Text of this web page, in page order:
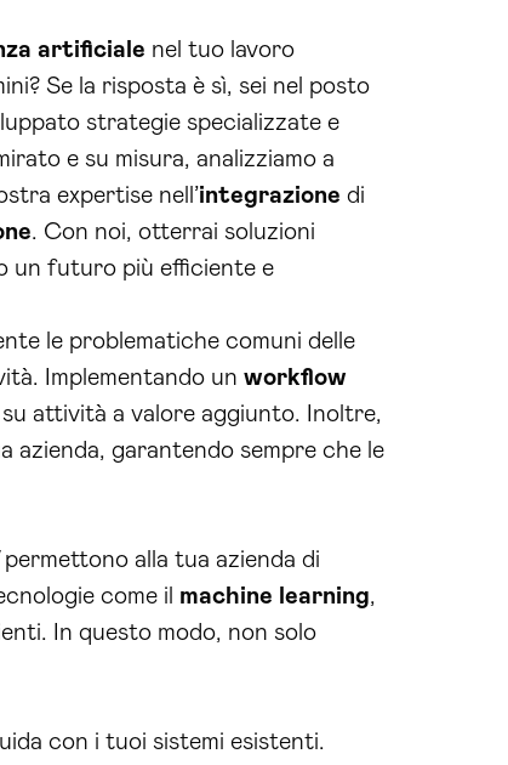
artificiale nel tuo lavoro
Se la risposta è sì, sei nel posto
strategie specializzate e
e su misura, analizziamo a
expertise nell’integrazione di
. Con noi, otterrai soluzioni
un futuro più efficiente e
le problematiche comuni delle
Implementando un workflow
attività a valore aggiunto. Inoltre,
azienda, garantendo sempre che le
permettono alla tua azienda di
come il machine learning,
In questo modo, non solo
con i tuoi sistemi esistenti.